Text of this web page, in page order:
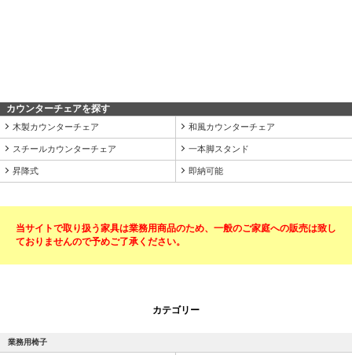
カウンターチェアを探す
木製カウンターチェア 和風カウンターチェア
スチールカウンターチェア 一本脚スタンド
昇降式 即納可能
当サイトで取り扱う家具は業務用商品のため、一般のご家庭への販売は致し
ておりませんので予めご了承ください。
カテゴリー
業務用椅子